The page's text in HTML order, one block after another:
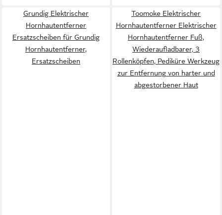
Grundig Elektrischer
Hornhautentferner
Ersatzscheiben für Grundig
Hornhautentferner,
Ersatzscheiben
Toomoke Elektrischer
Hornhautentferner Elektrischer
Hornhautentferner Fuß,
Wiederaufladbarer, 3
Rollenköpfen, Pediküre Werkzeug
zur Entfernung von harter und
abgestorbener Haut